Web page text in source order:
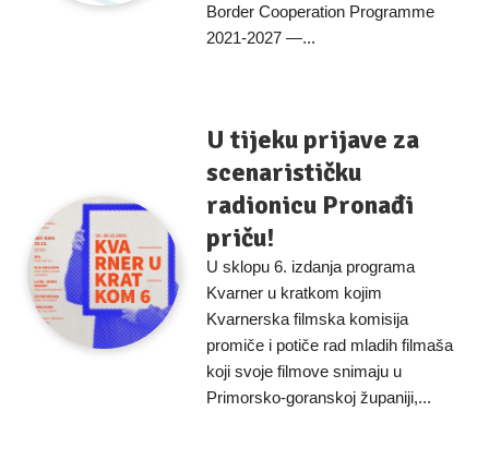
Border Cooperation Programme
2021-2027 —...
U tijeku prijave za
scenarističku
radionicu Pronađi
priču!
U sklopu 6. izdanja programa
Kvarner u kratkom kojim
Kvarnerska filmska komisija
promiče i potiče rad mladih filmaša
koji svoje filmove snimaju u
Primorsko-goranskoj županiji,...